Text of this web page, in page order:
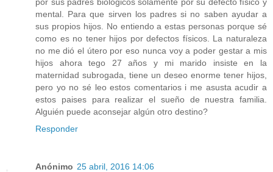
por sus padres biológicos solamente por su defecto físico y
mental. Para que sirven los padres si no saben ayudar a
sus propios hijos. No entiendo a estas personas porque sé
como es no tener hijos por defectos físicos. La naturaleza
no me dió el útero por eso nunca voy a poder gestar a mis
hijos ahora tego 27 años y mi marido insiste en la
maternidad subrogada, tiene un deseo enorme tener hijos,
pero yo no sé leo estos comentarios i me asusta acudir a
estos paises para realizar el sueño de nuestra familia.
Alguién puede aconsejar algún otro destino?
Responder
Anónimo 25 abril, 2016 14:06